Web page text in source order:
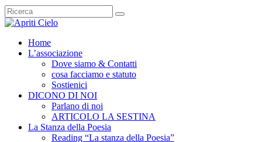
Home
L’associazione
Dove siamo & Contatti
cosa facciamo e statuto
Sostienici
DICONO DI NOI
Parlano di noi
ARTICOLO LA SESTINA
La Stanza della Poesia
Reading “La stanza della Poesia”